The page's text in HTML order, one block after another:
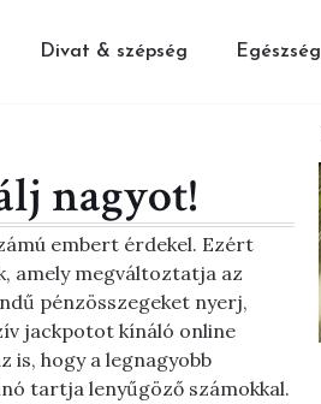
Divat & szépség Egészség
nagyot!
embert érdekel. Ezért
amely megváltoztatja az
pénzösszegeket nyerj,
jackpotot kínáló online
is, hogy a legnagyobb
tartja lenyűgöző számokkal.